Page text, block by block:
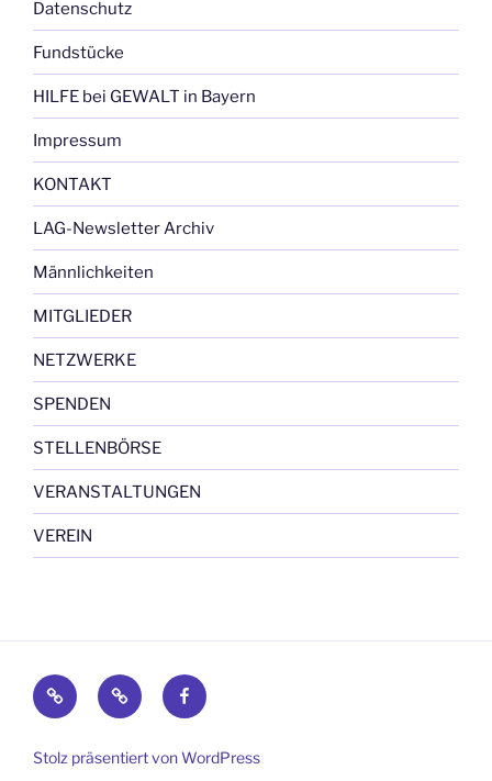
Datenschutz
Fundstücke
HILFE bei GEWALT in Bayern
Impressum
KONTAKT
LAG-Newsletter Archiv
Männlichkeiten
MITGLIEDER
NETZWERKE
SPENDEN
STELLENBÖRSE
VERANSTALTUNGEN
VEREIN
ImpressumDatenschutzFacebook
Stolz präsentiert von WordPress